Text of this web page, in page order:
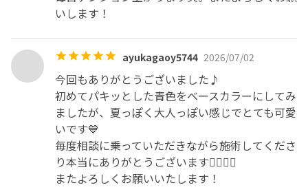
いします！
ayukagaoy5744 2026/07/02
今回もありがとうございました♪
初めてパキッとした青色をベースカラーにしてみ
ましたが、夏っぽく大人っぽい感じでとても可愛
いです💙
毎度相談に乗っていただきながら施術してくださ
り本当にありがとうございます🙇‍♂️🙇‍♂️
またよろしくお願いいたします！